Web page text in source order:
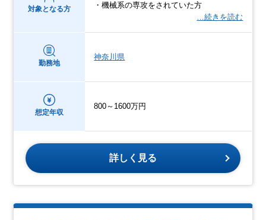
対象となる方
・機械系の専攻をされていた方
…続きを読む
勤務地
神奈川県
想定年収
800～1600万円
詳しく見る